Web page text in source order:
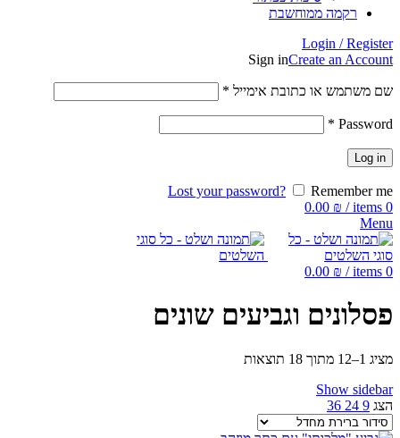
רקמה ממוחשבת
Login / Register
Sign inCreate an Account
שם משתמש או כתובת אימייל *
Password
*
Log in
Lost your password?
Remember me
0
items
/
0.00 ₪
Menu
0
items
/
0.00 ₪
פסלונים וגביעים שונים
מציג 1–12 מתוך 18 תוצאות
Show sidebar
הצג 9
24
36